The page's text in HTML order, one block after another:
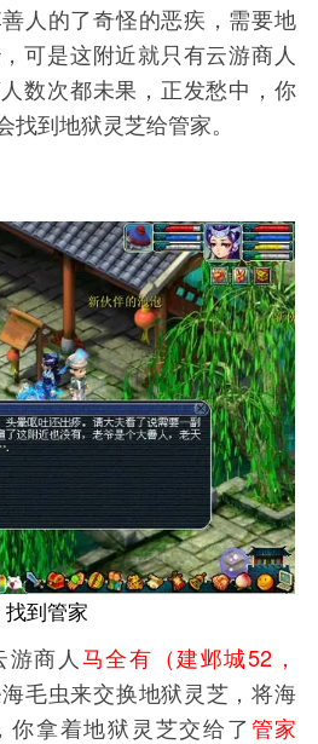
善人的了奇怪的恶疾，需要地
可是这附近就只有云游商人
数次都未果，正发愁中，你
到地狱灵芝给管家。
找到管家
商人 马全有（建邺城52，
海毛虫来交换地狱灵芝，将海
你拿着地狱灵芝交给了管家